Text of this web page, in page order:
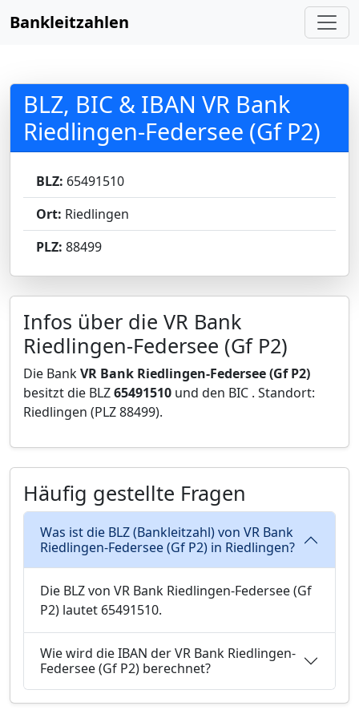
Bankleitzahlen
BLZ, BIC & IBAN VR Bank
Riedlingen-Federsee (Gf P2)
BLZ: 65491510
Ort: Riedlingen
PLZ: 88499
Infos über die VR Bank
Riedlingen-Federsee (Gf P2)
Die BankVR Bank Riedlingen-Federsee (Gf P2)
besitzt die BLZ65491510 und den BIC . Standort:
Riedlingen (PLZ 88499).
Häufig gestellte Fragen
Was ist die BLZ (Bankleitzahl) von VR Bank
Riedlingen-Federsee (Gf P2) in Riedlingen?
Die BLZ von VR Bank Riedlingen-Federsee (Gf
P2) lautet 65491510.
Wie wird die IBAN der VR Bank Riedlingen-
Federsee (Gf P2) berechnet?